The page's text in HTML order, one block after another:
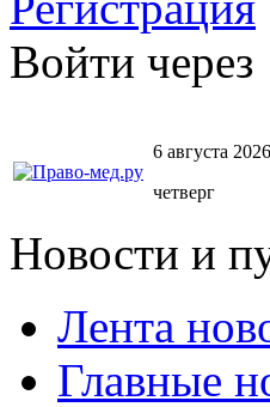
Войти через
6 августа
четверг
Новости и
Лента
Главные